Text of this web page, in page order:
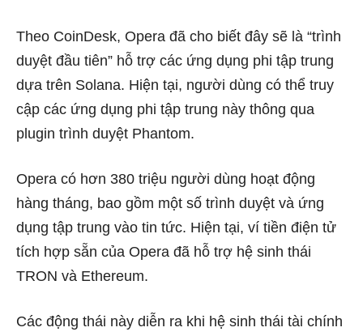
Theo CoinDesk, Opera đã cho biết đây sẽ là “trình
duyệt đầu tiên” hỗ trợ các ứng dụng phi tập trung
dựa trên Solana. Hiện tại, người dùng có thể truy
cập các ứng dụng phi tập trung này thông qua
plugin trình duyệt Phantom.
Opera có hơn 380 triệu người dùng hoạt động
hàng tháng, bao gồm một số trình duyệt và ứng
dụng tập trung vào tin tức. Hiện tại, ví tiền điện tử
tích hợp sẵn của Opera đã hỗ trợ hệ sinh thái
TRON và Ethereum.
Các động thái này diễn ra khi hệ sinh thái tài chính